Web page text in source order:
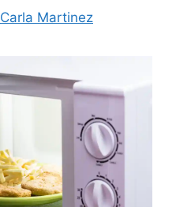
Carla Martinez